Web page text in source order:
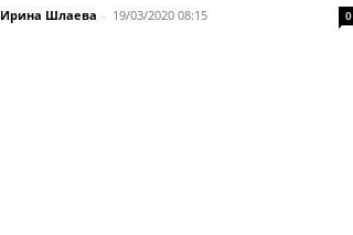
Ирина Шлаева - 19/03/2020 08:15 0